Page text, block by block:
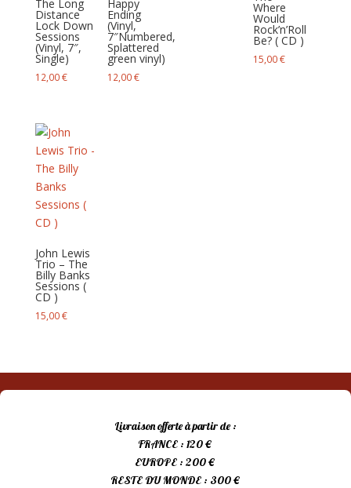
The Long
Distance
Lock Down
Sessions
(Vinyl, 7″,
Single)
12,00€
Happy
Ending
(Vinyl,
7″Numbered,
Splattered
green vinyl)
12,00€
Where
Would
Rock’n’Roll
Be? ( CD )
15,00€
John Lewis
Trio – The
Billy Banks
Sessions (
CD )
15,00€
Livraison offerte à partir de :
FRANCE : 120 €
EUROPE : 200 €
RESTE DU MONDE : 300 €